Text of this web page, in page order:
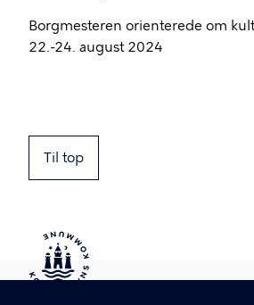
Borgmesteren orienterede om
22.-24. august 2024
Til top